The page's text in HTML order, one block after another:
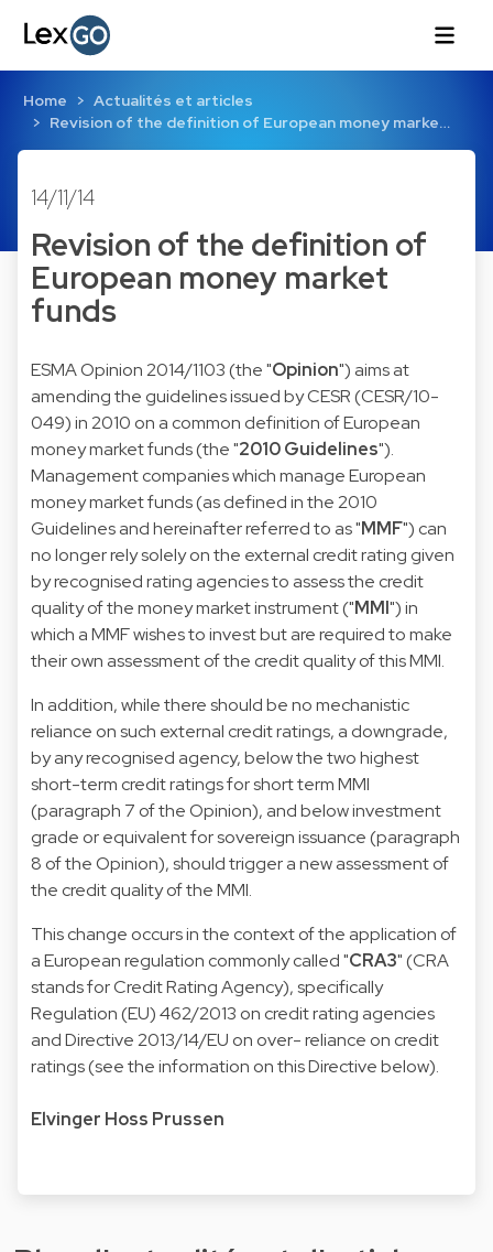
Home
Actualités et articles
Revision of the definition of European money marke…
14/11/14
Revision of the definition of
European money market
funds
ESMA Opinion 2014/1103(the "Opinion") aims at
amending the guidelines issued by CESR (CESR/10-
049) in 2010 on a common definition of European
money market funds (the "2010 Guidelines").
Management companies which manage European
money market funds (as defined in the 2010
Guidelines and hereinafter referred to as "MMF") can
no longer rely solely on the external credit rating given
by recognised rating agencies to assess the credit
quality of the money market instrument ("MMI") in
which a MMF wishes to invest but are required to make
their own assessment of the credit quality of this MMI.
In addition, while there should be no mechanistic
reliance on such external credit ratings, a downgrade,
by any recognised agency, below the two highest
short-term credit ratings for short term MMI
(paragraph 7 of the Opinion), and below investment
grade or equivalent for sovereign issuance (paragraph
8 of the Opinion), should trigger a new assessment of
the credit quality of the MMI.
This change occurs in the context of the application of
a European regulation commonly called "CRA3" (CRA
stands for Credit Rating Agency), specifically
Regulation (EU) 462/2013 on credit rating agencies
and Directive 2013/14/EU on over- reliance on credit
ratings (see the information on this Directive below).
Elvinger Hoss Prussen